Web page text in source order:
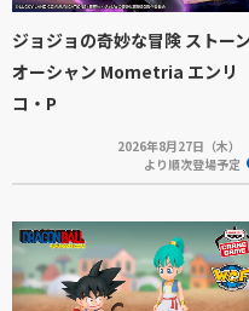
ジョジョの奇妙な冒険 ストーン
オーシャン Mometria エンリ
コ・P
2026年8月27日（木）
より順次登場予定